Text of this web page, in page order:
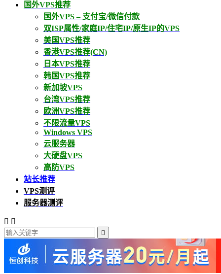
国外VPS推荐
国外VPS – 支付宝/微信付款
双ISP属性/家庭IP/住宅IP/原生IP的VPS
美国VPS推荐
香港VPS推荐(CN)
日本VPS推荐
韩国VPS推荐
新加坡VPS
台湾VPS推荐
欧洲VPS推荐
不限流量VPS
Windows VPS
云服务器
大硬盘VPS
高防VPS
站长推荐
VPS测评
服务器测评
 
